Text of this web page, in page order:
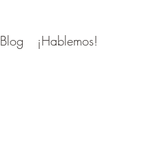
Blog ¡Hablemos!